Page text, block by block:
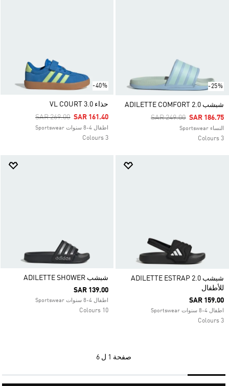
-25%
شبشب ‏ADILETTE COMFORT 2.0
Price Reduced From
SAR 249.00ToSAR 186.75
النساء Sportswear
3 Colours
-40%
حذاء VL COURT 3.0
Price Reduced From
SAR 269.00ToSAR 161.40
اطفال 4-8 سنوات Sportswear
3 Colours
شبشب ADILETTE ESTRAP 2.0
للأطفال
SAR 159.00
اطفال 4-8 سنوات Sportswear
3 Colours
شبشب ADILETTE SHOWER
SAR 139.00
اطفال 4-8 سنوات Sportswear
10 Colours
صفحة 1 ل 6